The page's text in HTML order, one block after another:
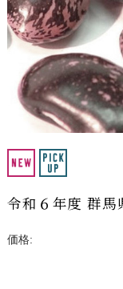
令和６年度 群
価格: